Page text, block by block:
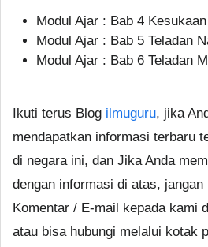
Modul Ajar : Bab 4
Modul Ajar : Bab 5 Teladan
Modul Ajar : Bab 6 Teladan
Ikuti terus Blog ilmuguru, jika
mendapatkan informasi terbaru
di negara ini, dan Jika Anda
dengan informasi di atas,
Komentar / E-mail kepada kami
atau bisa hubungi melalui kotak